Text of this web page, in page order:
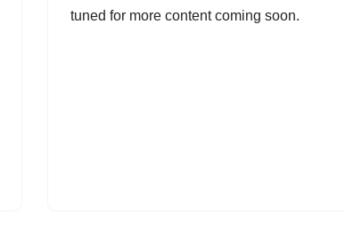
tuned for more content coming soon.